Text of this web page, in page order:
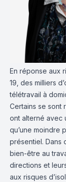
En réponse aux
19, des milliers
télétravail à
Certains se sont
ont alterné avec
qu’une moindre
présentiel. Dans
bien-être au
directions et
aux risques